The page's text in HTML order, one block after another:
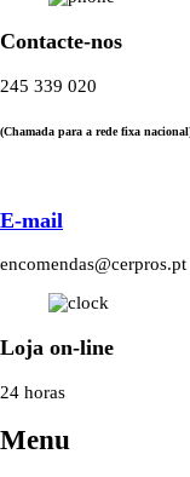
Contacte-nos
245 339 020
(Chamada para a rede fixa
E-mail
encomendas@cerpros.pt
Loja on-line
24 horas
Menu